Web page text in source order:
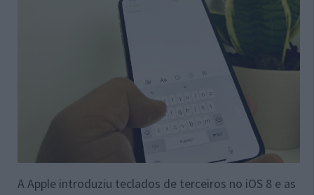
A Apple introduziu teclados de terceiros no iOS 8 e as